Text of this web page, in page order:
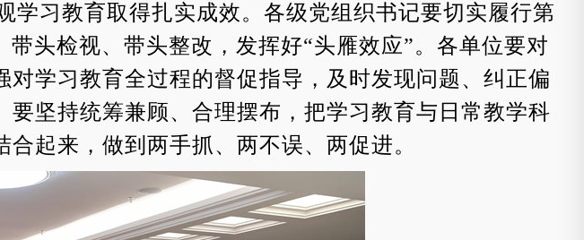
习教育取得扎实成效。 各级党组织书记要切实履行第
带头检视、带头整改，发挥好“头雁效应”。各单位要对
对学习教育全过程的督促指导，及时发现问题、纠正偏
坚持统筹兼顾、合理摆布，把学习教育与日常教学科
起来，做到两手抓、两不误、两促进。